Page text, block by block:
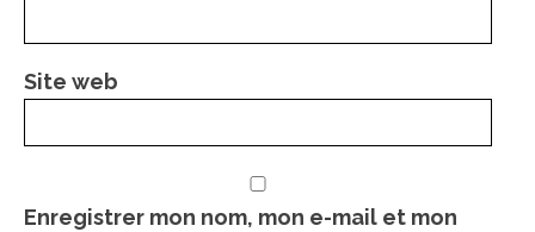
Site web
Enregistrer mon nom, mon e-mail et mon